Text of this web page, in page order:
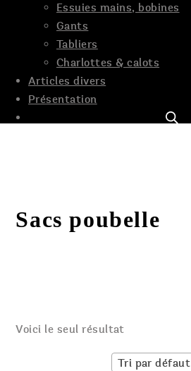
Essuies mains, bobines
Gants
Tabliers
Charlottes & calots
Articles divers
Présentation
Sacs poubelle
Voici le seul résultat
Tri par défaut